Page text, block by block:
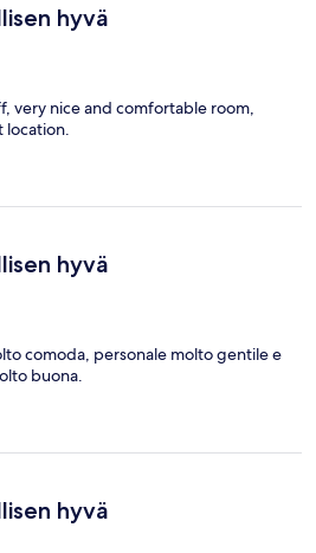
hyvä
very nice and comfortable room,
location.
hyvä
comoda, personale molto gentile e
buona.
hyvä